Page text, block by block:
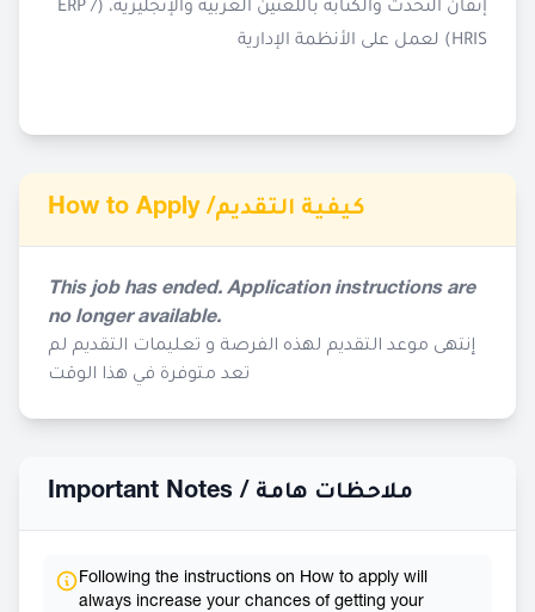
إتقان التحدث والكتابة باللغتين العربية والإنجليزية، (ERP /
HRIS) لعمل على الأنظمة الإدارية
How to Apply /كيفية التقديم
This job has ended. Application instructions are
no longer available.
إنتهى موعد التقديم لهذه الفرصة و تعليمات التقديم لم
تعد متوفرة في هذا الوقت
Important Notes / ملاحظات هامة
Following the instructions on How to apply will
always increase your chances of getting your